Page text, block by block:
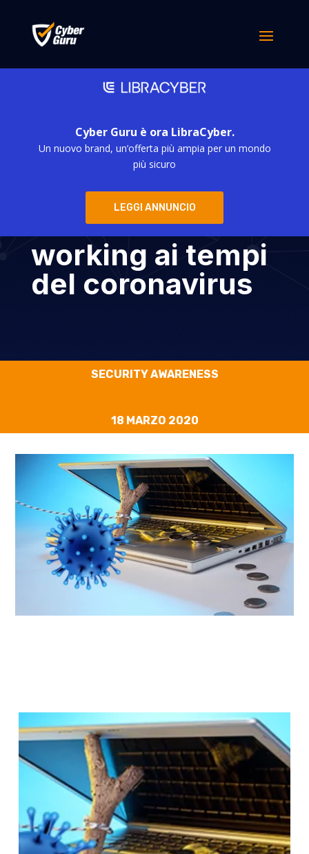
Cyber Guru è ora LibraCyber.
Un nuovo brand, un’offerta più ampia per un mondo
più sicuro
LEGGI ANNUNCIO
Anche la
criminalità cyber
lavora in smart-
working ai tempi
del coronavirus
SECURITY AWARENESS
18 MARZO 2020